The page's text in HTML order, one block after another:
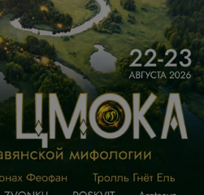
преподаватель просто
никто не оставался. Из
то, что было на лекции,
учишься не то чтобы
с лекции. Вишенка на
менеджеров и
- практически нулевой.
в т.ч. орг. вопросы,
без ответа.